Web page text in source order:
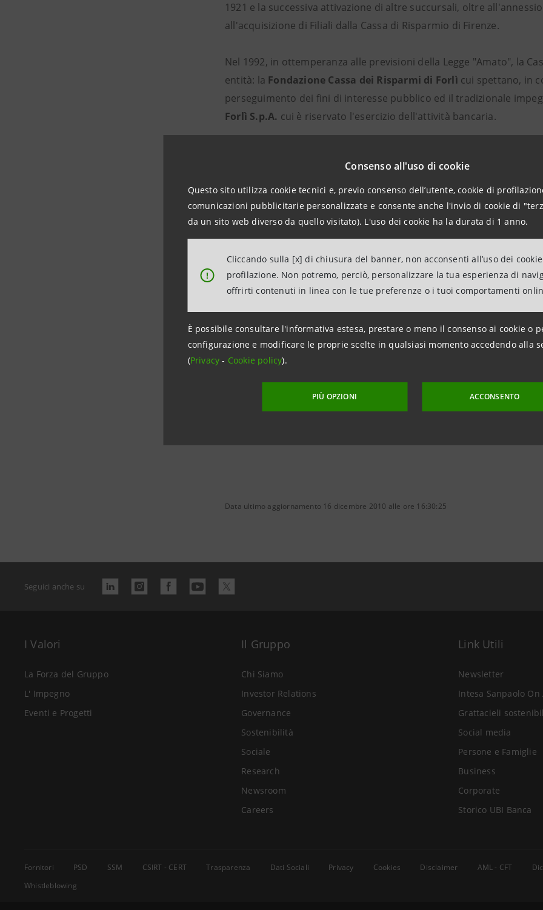
Consenso all'uso di cookie
Questo sito utilizza cookie tecnici e, previo consenso dell’utente, cookie di
comunicazioni pubblicitarie personalizzate e consente anche l'invio di cookie di
da un sito web diverso da quello visitato). L'uso dei cookie ha la durata di 1 anno.
!
Cliccando sulla [x] di chiusura del banner, non acconsenti all’uso dei
profilazione. Non potremo, perciò, personalizzare la tua esperienza di
offrirti contenuti in linea con le tue preferenze o i tuoi comportamenti
È possibile consultare l'informativa estesa, prestare o meno il consenso ai cookie o
configurazione e modificare le proprie scelte in qualsiasi momento accedendo alla
(Privacy- Cookie policy).
PIÙ OPZIONI ACCONSENTO
1921 e la successiva attivazione di altre succursali, oltre
all'acquisizione di Filiali dalla Cassa di Risparmio di Firenze.
Nel 1992, in ottemperanza alle previsioni della Legge "Amato", la
entità: la Fondazione Cassa dei Risparmi di Forlì cui spettano, in
perseguimento dei fini di interesse pubblico ed il tradizionale
Forlì S.p.A. cui è riservato l'esercizio dell'attività bancaria.
Risparmio di Firenze S.p.A., che diventano azionisti di
La partnership con i nuovi soci prosegue proficuamente e si evolve
consolida significativamente la propria presenza nel capitale
ulteriore quota da parte della Fondazione, con cui stipula inoltre
Il 1° marzo 2007 l'Assemblea straordinaria degli azionisti della
Gruppo Intesa Sanpaolo, costituitosi nel frattempo a seguito della
della denominazione sociale in Cassa dei Risparmi di Forlì e della
Oggi Cassa dei Risparmi di Forlì e della Romagna è il brand del
commercialmente l'Area Romagna con una rete capillare nelle
Data ultimo aggiornamento 16 dicembre 2010 alle ore 16:30:25
Seguici anche su
I Valori
La Forza del Gruppo
L' Impegno
Eventi e Progetti
Il Gruppo
Chi Siamo
Investor Relations
Governance
Sostenibilità
Sociale
Research
Newsroom
Careers
Link Utili
Newsletter
Intesa Sanpaolo On
Grattacieli
Social media
Persone e Famiglie
Business
Corporate
Storico UBI Banca
Fornitori PSD SSM CSIRT - CERT Trasparenza Dati Sociali Privacy Cookies Disclaimer AML - CFT
Whistleblowing